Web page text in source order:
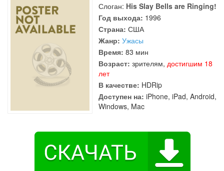
Слоган: His Slay Bells are Ringing!
Год выхода: 1996
Страна: США
Жанр: Ужасы
Время: 83 мин
Возраст: зрителям, достигшим 18
лет
В качестве: HDRip
Доступен на: iPhone, iPad, Android,
Windows, Mac